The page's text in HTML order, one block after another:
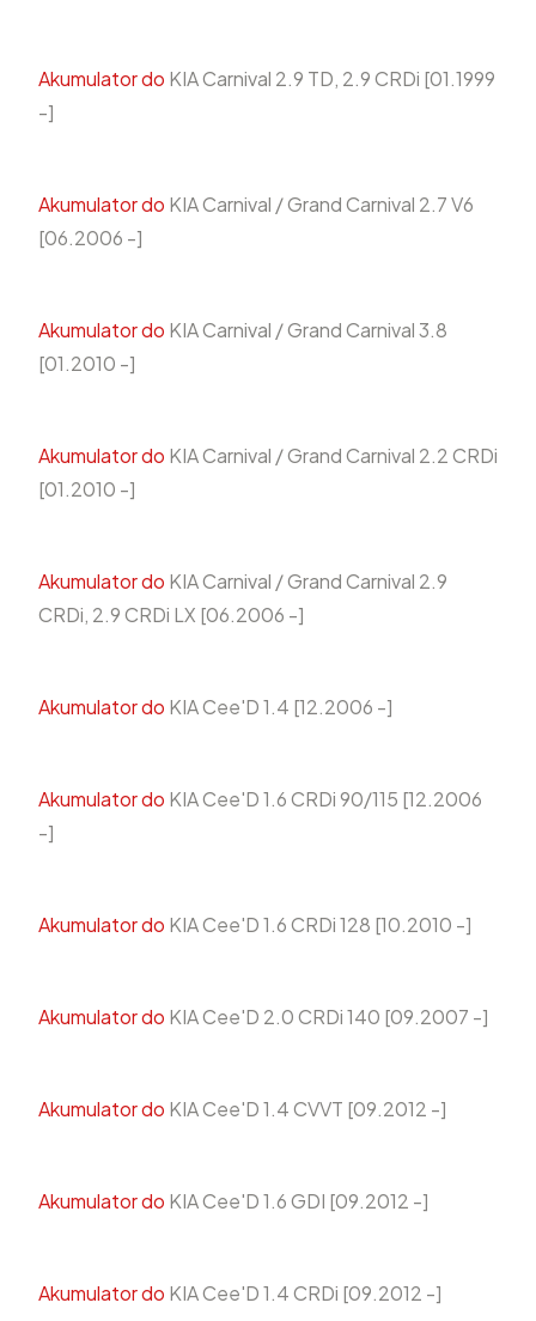
Akumulator do KIA Carnival 2.9 TD, 2.9 CRDi [01.1999
-]
Akumulator do KIA Carnival / Grand Carnival 2.7 V6
[06.2006 -]
Akumulator do KIA Carnival / Grand Carnival 3.8
[01.2010 -]
Akumulator do KIA Carnival / Grand Carnival 2.2 CRDi
[01.2010 -]
Akumulator do KIA Carnival / Grand Carnival 2.9
CRDi, 2.9 CRDi LX [06.2006 -]
Akumulator do KIA Cee'D 1.4 [12.2006 -]
Akumulator do KIA Cee'D 1.6 CRDi 90/115 [12.2006
-]
Akumulator do KIA Cee'D 1.6 CRDi 128 [10.2010 -]
Akumulator do KIA Cee'D 2.0 CRDi 140 [09.2007 -]
Akumulator do KIA Cee'D 1.4 CVVT [09.2012 -]
Akumulator do KIA Cee'D 1.6 GDI [09.2012 -]
Akumulator do KIA Cee'D 1.4 CRDi [09.2012 -]